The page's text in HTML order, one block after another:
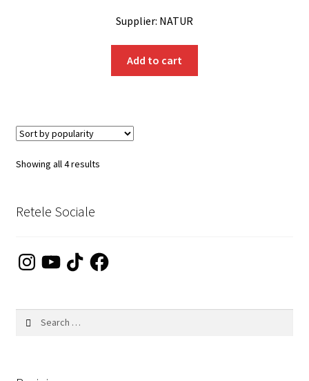
Supplier: NATUR
Add to cart
Showing all 4 resultsSorted
Retele Sociale
InstagramYouTubeTikTokFacebook